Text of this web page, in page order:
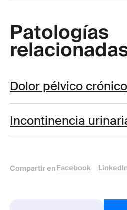
Patologías
Dolor pélvico crónico
Incontinencia
Compartir enFacebook